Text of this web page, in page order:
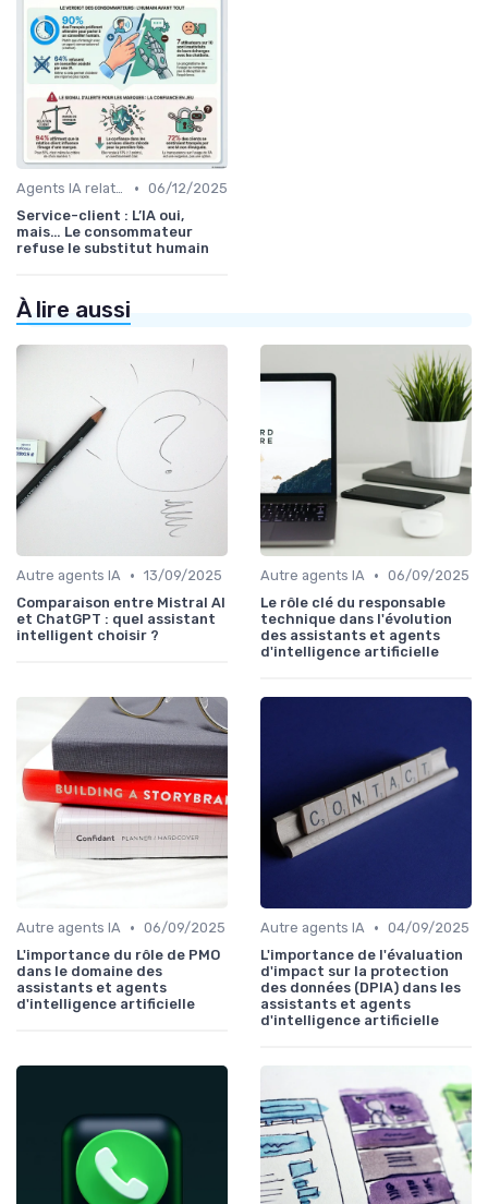
Agents IA relation client • 06/12/2025
Service-client : L’IA oui,
mais… Le consommateur
refuse le substitut humain
À lire aussi
Autre agents IA • 13/09/2025
Comparaison entre Mistral AI
et ChatGPT : quel assistant
intelligent choisir ?
Autre agents IA • 06/09/2025
Le rôle clé du responsable
technique dans l'évolution
des assistants et agents
d'intelligence artificielle
Autre agents IA • 06/09/2025
L'importance du rôle de PMO
dans le domaine des
assistants et agents
d'intelligence artificielle
Autre agents IA • 04/09/2025
L'importance de l'évaluation
d'impact sur la protection
des données (DPIA) dans les
assistants et agents
d'intelligence artificielle